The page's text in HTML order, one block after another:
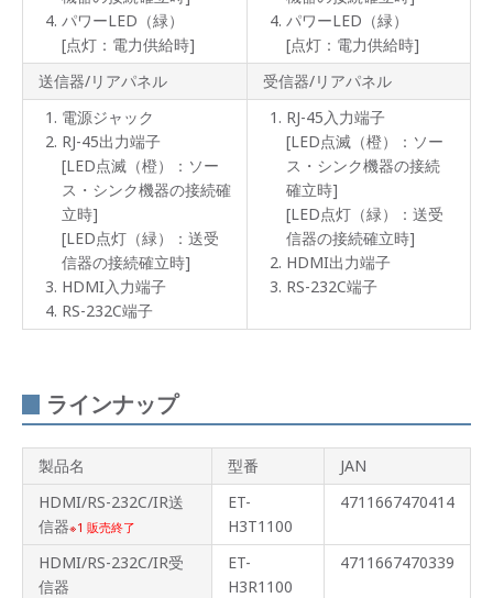
パワーLED（緑）
[点灯：電力供給時]
パワーLED（緑）
[点灯：電力供給時]
送信器/リアパネル
受信器/リアパネル
電源ジャック
RJ-45出力端子
[LED点滅（橙）：ソー
ス・シンク機器の接続確
立時]
[LED点灯（緑）：送受
信器の接続確立時]
HDMI入力端子
RS-232C端子
RJ-45入力端子
[LED点滅（橙）：ソー
ス・シンク機器の接続
確立時]
[LED点灯（緑）：送受
信器の接続確立時]
HDMI出力端子
RS-232C端子
ラインナップ
製品名 型番
JAN
HDMI/RS-232C/IR送
信器 1 販売終了
ET-
H3T1100
4711667470414
HDMI/RS-232C/IR受
信器
ET-
H3R1100
4711667470339